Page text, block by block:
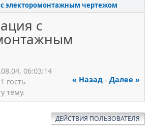
электоромонтажным чертежом
с
06:03:14
« Назад - Далее »
гость
тему.
ДЕЙСТВИЯ ПОЛЬЗОВАТЕЛЯ